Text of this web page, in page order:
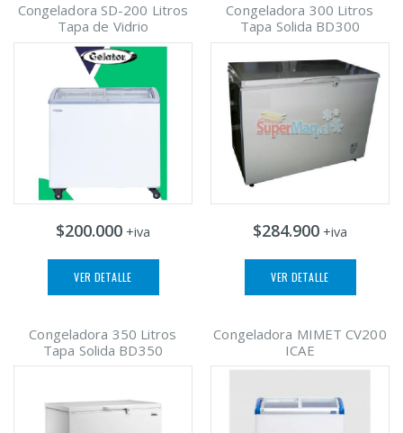
Congeladora SD-200 Litros
Tapa de Vidrio
$200.000 +iva
VER DETALLE
Congeladora 300 Litros
Tapa Solida BD300
$284.900 +iva
VER DETALLE
Congeladora 350 Litros
Tapa Solida BD350
Congeladora MIMET CV200
ICAE